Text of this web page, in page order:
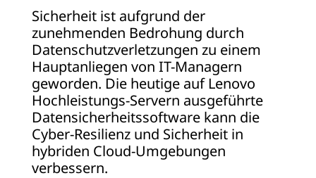
Sicherheit ist aufgrund der
zunehmenden Bedrohung durch
Datenschutzverletzungen zu einem
Hauptanliegen von IT-Managern
geworden. Die heutige auf Lenovo
Hochleistungs-Servern ausgeführte
Datensicherheitssoftware kann die
Cyber-Resilienz und Sicherheit in
hybriden Cloud-Umgebungen
verbessern.